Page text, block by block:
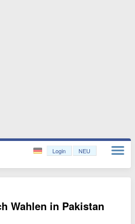
Login NEU
Wahlen in Pakistan